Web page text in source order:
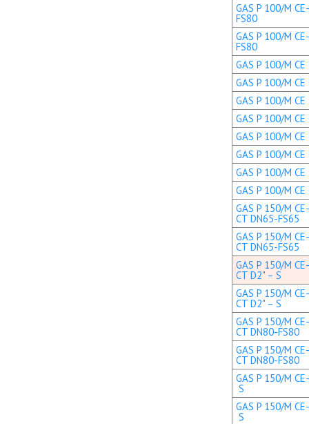
GAS P 100/M
FS80
GAS P 100/M
FS80
GAS P 100/M
GAS P 100/M
GAS P 100/M
GAS P 100/M
GAS P 100/M CE
GAS P 100/M
GAS P 100/M
GAS P 100/M
GAS P 150/M
CT DN65-FS65
GAS P 150/M
CT DN65-FS65
GAS P 150/M
CT D2" – S
GAS P 150/M
CT D2" – S
GAS P 150/M
CT DN80-FS80
GAS P 150/M
CT DN80-FS80
GAS P 150/M
S
GAS P 150/M
S